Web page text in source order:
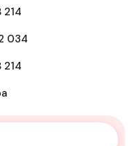
214
034
214